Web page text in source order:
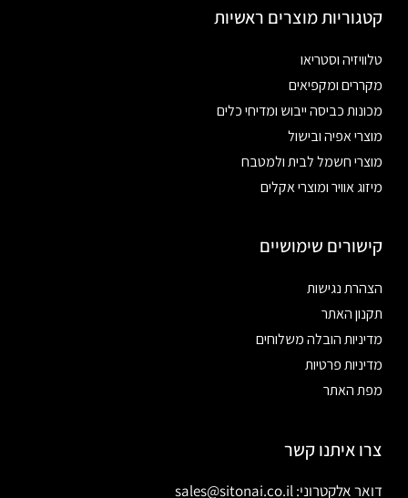
קטגוריות מוצרים ראשיות
טלוויזיה וסטריאו
מקררים ומקפיאים
מכונות כביסה ייבוש ומדיחי כלים
מוצרי אפיה ובישול
מוצרי חשמל לבית ולמטבח
מיזוג אוויר ומוצרי אקלים
קישורים שימושיים
הצהרת נגישות
תקנון האתר
מדיניות הובלה משלוחים
מדיניות פרטיות
מפת האתר
צרו איתנו קשר
דואר אלקטרוני: sales@sitonai.co.il